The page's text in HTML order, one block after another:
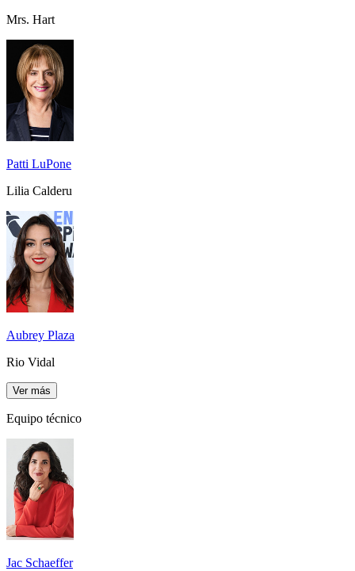
Mrs. Hart
Patti LuPone
Lilia Calderu
Aubrey Plaza
Rio Vidal
Ver más
Equipo técnico
Jac Schaeffer